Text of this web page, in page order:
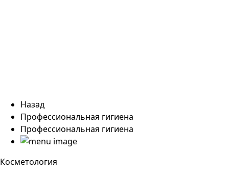
Назад
Профессиональная гигиена
Профессиональная гигиена
Косметология